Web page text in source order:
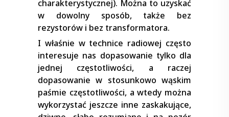
charakterystycznej). Można to uzyskać
w dowolny sposób, także bez
rezystorów i bez transformatora.
I właśnie w technice radiowej często
interesuje nas dopasowanie tylko dla
jednej częstotliwości, a raczej
dopasowanie w stosunkowo wąskim
paśmie częstotliwości, a wtedy można
wykorzystać jeszcze inne zaskakujące,